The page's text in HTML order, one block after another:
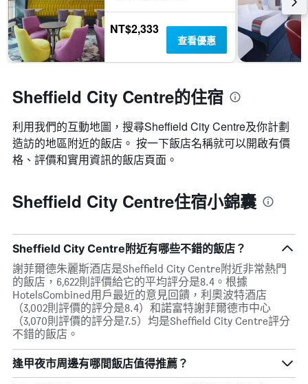
NT$2,333
查看優惠
Sheffield City Centre的住宿
利用我們的互動地圖，搜尋Sheffield City Centre​及你計劃
造訪的地區附近的飯店。 按一下飯店名稱就可以開啟有價
格、評價和實用資訊的飯店頁面。
Sheffield City Centre住宿小錦囊
Sheffield City Centre附近有哪些不錯的飯店？
謝菲爾德朱麗斯酒店是Sheffield City Centre附近非常熱門
的飯店，6,622則評價給它的平均評分是8.4。根據
HotelsCombined用戶最近的意見回饋，利奧波特酒店
（3,002則評價的評分是8.4）和諾富特謝菲爾德市中心
（3,070則評價的評分是7.5）均是Sheffield City Centre評分
不錯的飯店。
逢甲夜市周邊有哪間飯店值得推薦？